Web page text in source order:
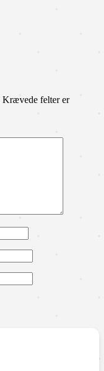
Krævede felter er